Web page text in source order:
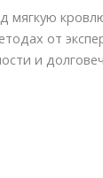
мягкую
от
и